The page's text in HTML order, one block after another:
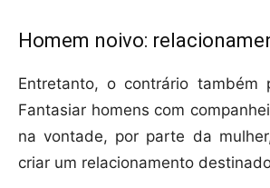
Homem noivo:
Entretanto, o contrário também
Fantasiar homens com
na vontade, por parte da
criar um relacionamento